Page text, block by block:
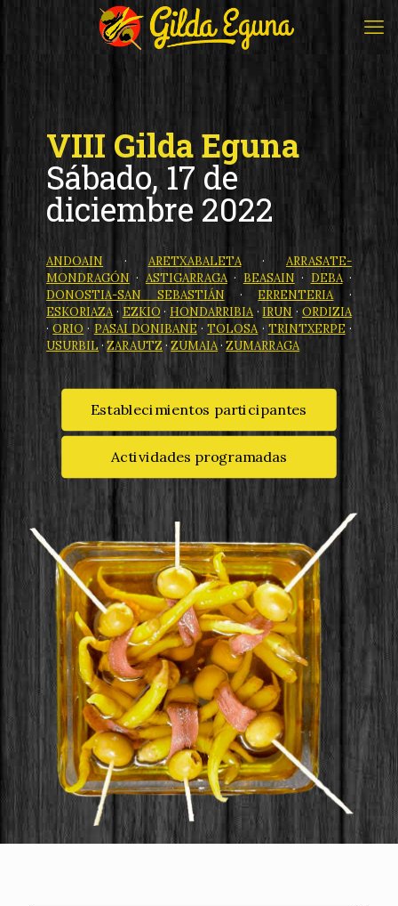
VIII Gilda Eguna
Sábado, 17 de
diciembre 2022
ANDOAIN · ARETXABALETA· ARRASATE-
MONDRAGÓN · ASTIGARRAGA· BEASAIN · DEBA·
DONOSTIA-SAN SEBASTIÁN ·ERRENTERIA·
ESKORIAZA· EZKIO · HONDARRIBIA· IRUN · ORDIZIA
·ORIO · PASAI DONIBANE·TOLOSA· TRINTXERPE ·
USURBIL ·ZARAUTZ ·ZUMAIA·ZUMARRAGA
Establecimientos participantes
Actividades programadas